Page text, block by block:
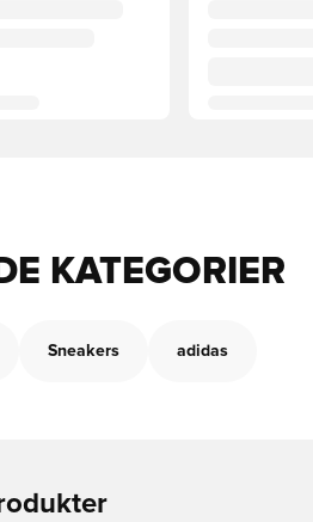
KATEGORIER
Sneakers adidas